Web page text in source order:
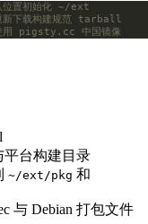
位置初始化 ~/ext
新下载构建规范 tarball
用 pigsty.cc 中国镜像
平台构建目录
~/ext/pkg 和
与 Debian 打包文件